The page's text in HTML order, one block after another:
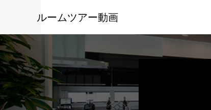
ルームツアー動画